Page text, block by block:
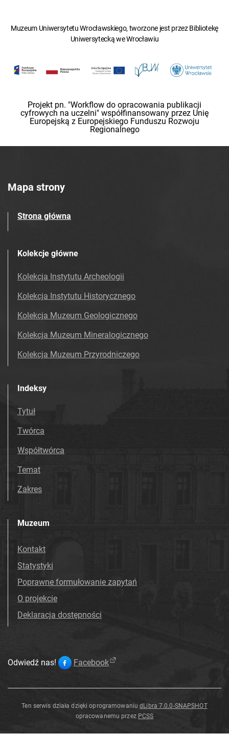
Muzeum Uniwersytetu Wrocławskiego, tworzone jest przez Bibliotekę
Uniwersytecką we Wrocławiu
Projekt pn. "Workflow do opracowania publikacji
cyfrowych na uczelni" współfinansowany przez Unię
Europejską z Europejskiego Funduszu Rozwoju
Regionalnego
Mapa strony
Strona główna
Kolekcje główne
Kolekcja Instytutu Archeologii
Kolekcja Instytutu Historycznego
Kolekcja Muzeum Geologicznego
Kolekcja Muzeum Mineralogicznego
Kolekcja Muzeum Przyrodniczego
Indeksy
Tytuł
Twórca
Współtwórca
Temat
Zakres
Muzeum
Kontakt
Statystyki
Poprawne formułowanie zapytań
O projekcie
Deklaracja dostępności
Odwiedź nas! Facebook
Ten serwis działa dzięki oprogramowaniudLibra 7.0.0-SNAPSHOT
opracowanemu przez PCSS